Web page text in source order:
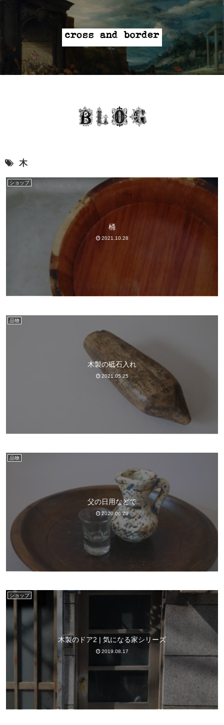
木
ショップ
桶
2021.10.28
品物
木製の砥石入れ
2021.05.25
品物
父の日用などで
2020.06.20
ショップ
木製のドア2 | 気になる家シリーズ
2019.08.17